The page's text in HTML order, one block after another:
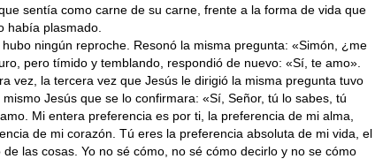
sentía como carne de su carne, frente a la forma de vida que
había plasmado.
ningún reproche. Resonó la misma pregunta: «Simón, ¿me
pero tímido y temblando, respondió de nuevo: «Sí, te amo».
vez, la tercera vez que Jesús le dirigió la misma pregunta tuvo
Jesús que se lo confirmara: «Sí, Señor, tú lo sabes, tú
Mi entera preferencia es por ti, la preferencia de mi alma,
de mi corazón. Tú eres la preferencia absoluta de mi vida, el
de las cosas. Yo no sé cómo, no sé cómo decirlo y no se cómo